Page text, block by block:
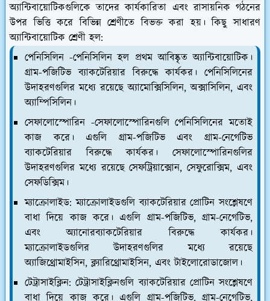
অ্যান্টিবায়োটিকগুলিকে তাদের কার্যকারিতা এবং রাসায়নিক গঠনের
উপর ভিত্তি করে বিভিন্ন শ্রেণীতে বিভক্ত করা হয়। কিছু সাধারণ
অ্যান্টিবায়োটিক শ্রেণী হল:
পেনিসিলিন -পেনিসিলিন হল প্রথম আবিষ্কৃত অ্যান্টিবায়োটিক।
গ্রাম-পজিটিভ ব্যাকটেরিয়ার বিরুদ্ধে কার্যকর। পেনিসিলিনের
উদাহরণগুলির মধ্যে রয়েছে অ্যামোক্সিসিলিন, অক্সাসিলিন, এবং
অ্যাম্পিসিলিন।
সেফালোস্পোরিন -সেফালোস্পোরিনগুলি পেনিসিলিনের মতোই
কাজ করে। এগুলি গ্রাম-পজিটিভ এবং গ্রাম-নেগেটিভ
ব্যাকটেরিয়ার বিরুদ্ধে কার্যকর। সেফালোস্পোরিনগুলির
উদাহরণগুলির মধ্যে রয়েছে সেফট্রিয়াক্সোন, সেফুরোক্সিম, এবং
সেফডিক্সিম।
ম্যাক্রোলাইড:ম্যাক্রোলাইডগুলি ব্যাকটেরিয়ার প্রোটিন সংশ্লেষণে
বাধা দিয়ে কাজ করে। এগুলি গ্রাম-পজিটিভ, গ্রাম-নেগেটিভ,
এবং অ্যানোরব্যাকটেরিয়ার বিরুদ্ধে কার্যকর।
ম্যাক্রোলাইডগুলির উদাহরণগুলির মধ্যে রয়েছে
অ্যাজিথ্রোমাইসিন, ক্ল্যারিথ্রোমাইসিন, এবং টাইলোরোডাজোল।
টেট্রাসাইক্লিন: টেট্রাসাইক্লিনগুলি ব্যাকটেরিয়ার প্রোটিন সংশ্লেষণে